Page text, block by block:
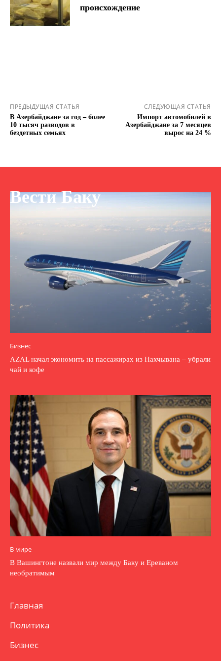
происхождение
ПРЕДЫДУЩАЯ СТАТЬЯ
В Азербайджане за год – более
10 тысяч разводов в
бездетных семьях
СЛЕДУЮЩАЯ СТАТЬЯ
Импорт автомобилей в
Азербайджане за 7 месяцев
вырос на 24 %
Вести Баку
Бизнес
AZAL начал экономить на пассажирах из Нахчывана – убрали
чай и кофе
В мире
В Вашингтоне назвали мир между Баку и Ереваном
необратимым
Главная
Политика
Бизнес